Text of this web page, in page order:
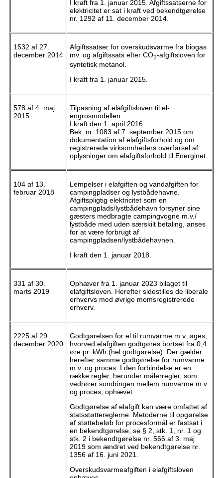
I kraft fra 1. januar 2015. Afgiftssatserne for
elektricitet er sat i kraft ved bekendtgørelse
nr. 1292 af 11. december 2014.
1532 af 27.
december 2014
Afgiftssatser for overskudsvarme fra biogas
mv. og afgiftssats efter CO2-afgiftsloven for
syntetisk metanol.
I kraft fra 1. januar 2015.
578 af 4. maj
2015
Tilpasning af elafgiftsloven til el-
engrosmodellen.
I kraft den 1. april 2016.
Bek. nr. 1083 af 7. september 2015 om
dokumentation af elafgiftsforhold og om
registrerede virksomheders overførsel af
oplysninger om elafgiftsforhold til Energinet.
104 af 13.
februar 2018
Lempelser i elafgiften og vandafgiften for
campingpladser og lystbådehavne.
Afgiftspligtig elektricitet som en
campingplads/lystbådehavn forsyner sine
gæsters medbragte campingvogne m.v./
lystbåde med uden særskilt betaling, anses
for at være forbrugt af
campingpladsen/lystbådehavnen.
I kraft den 1. januar 2018.
331 af 30.
marts 2019
Ophæver fra 1. januar 2023 bilaget til
elafgiftsloven. Herefter sidestilles de liberale
erhvervs med øvrige momsregistrerede
erhverv.
2225 af 29.
december 2020
Godtgørelsen for el til rumvarme m.v. øges,
hvorved elafgiften godtgøres bortset fra 0,4
øre pr. kWh (hel godtgørelse). Der gælder
herefter samme godtgørelse for rumvarme
m.v. og proces. I den forbindelse er en
række regler, herunder målerregler, som
vedrører sondringen mellem rumvarme m.v.
og proces, ophævet.
Godtgørelse af elafgift kan være omfattet af
statsstøttereglerne. Metoderne til opgørelse
af støttebeløb for procesformål er fastsat i
en bekendtgørelse, se § 2, stk. 1, nr. 1 og
stk. 2 i bekendtgørelse nr. 566 af 3. maj
2019 som ændret ved bekendtgørelse nr.
1356 af 16. juni 2021.
Overskudsvarmeafgiften i elafgiftsloven